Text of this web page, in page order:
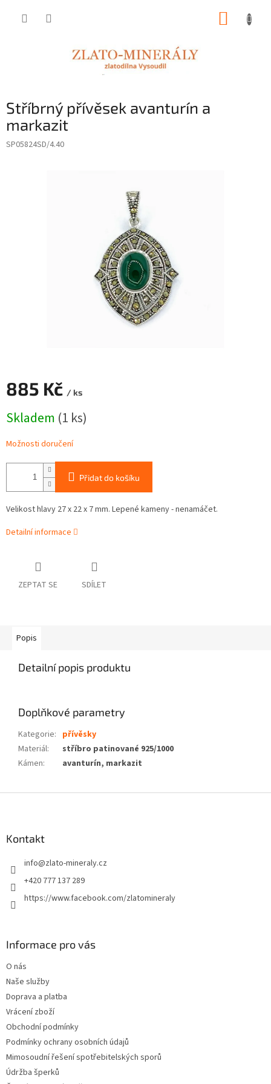
Stříbrný přívěsek avanturín a
markazit
SP05824SD/4.40
885 Kč / ks
cena:
Skladem (1 ks)
Možnosti doručení
Přidat do košíku
Velikost hlavy 27 x 22 x 7 mm. Lepené kameny - nenamáčet.
Detailní informace
ZEPTAT SE SDÍLET
Popis
Detailní popis produktu
Doplňkové parametry
Kategorie: přívěsky
Materiál:
stříbro patinované 925/1000
Kámen: avanturín, markazit
Kontakt
info@zlato-mineraly.cz
+420 777 137 289
https://www.facebook.com/zlatomineraly
Informace pro vás
O nás
Naše služby
Doprava a platba
Vrácení zboží
Obchodní podmínky
Podmínky ochrany osobních údajů
Mimosoudní řešení spotřebitelských sporů
Údržba šperků